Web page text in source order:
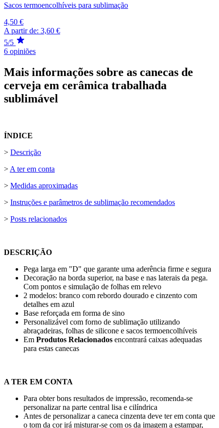
Sacos termoencolhíveis para sublimação
4,50 €
A partir de: 3,60 €
5/5
6 opiniões
Mais informações sobre as canecas de
cerveja em cerâmica trabalhada
sublimável
ÍNDICE
> Descrição
>A ter em conta
> Medidas aproximadas
> Instruções e parâmetros de sublimação recomendados
> Posts relacionados
DESCRIÇÃO
Pega larga em "D" que garante uma aderência firme e segura
Decoração na borda superior, na base e nas laterais da pega.
Com pontos e simulação de folhas em relevo
2 modelos: branco com rebordo dourado e cinzento com
detalhes em azul
Base reforçada em forma de sino
Personalizável com forno de sublimação utilizando
abraçadeiras, folhas de silicone e sacos termoencolhíveis
Em Produtos Relacionados encontrará caixas adequadas
para estas canecas
A TER EM CONTA
Para obter bons resultados de impressão, recomenda-se
personalizar na parte central lisa e cilíndrica
Antes de personalizar a caneca cinzenta deve ter em conta que
o tom da cor irá misturar-se com os da imagem a estampar,